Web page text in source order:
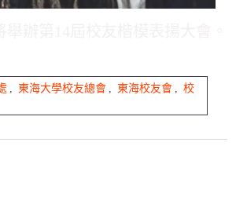
辦第14屆校友楷模表揚大會。（
東海大學校友總會 東海校友會
校